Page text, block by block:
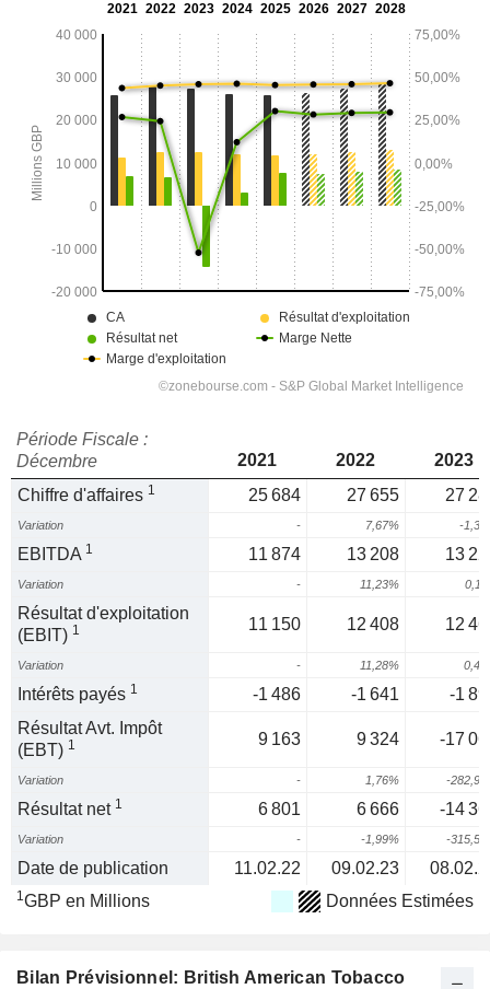
Période Fiscale :
Décembre
2021 2022
2023
Chiffre d'affaires 1 25 684 27 655 27
Variation - 7,67% -
EBITDA 1 11 874 13 208 13
Variation - 11,23%
Résultat d'exploitation
(EBIT) 1 11 150 12 408 12
Variation - 11,28%
Intérêts payés 1 -1 486 -1 641
-1
Résultat Avt. Impôt
(EBT) 1 9 163 9 324 -17
Variation - 1,76% -
Résultat net 1 6 801 6 666 -14
Variation - -1,99% -
Date de publication 11.02.22 09.02.23
1GBP en Millions Données Estimées
Bilan Prévisionnel: British American Tobacco